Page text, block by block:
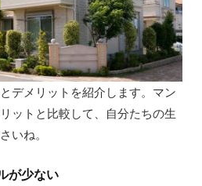
デメリットを紹介します。マン
ットと比較して、自分たちの生
いね。
が少ない